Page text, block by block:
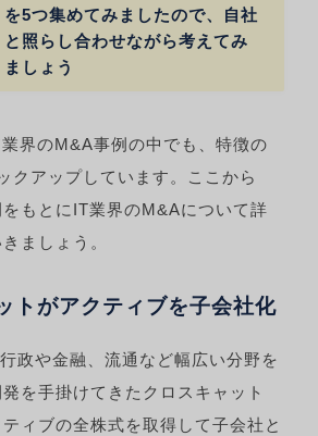
を5つ集めてみましたので、自社
と照らし合わせながら考えてみ
ましょう
界のM&A事例の中でも、特徴の
クアップしています。ここから
もとにIT業界のM&Aについて詳
ましょう。
トがアクティブを子会社化
政や金融、流通など幅広い分野を
を手掛けてきたクロスキャット
ィブの全株式を取得して子会社と